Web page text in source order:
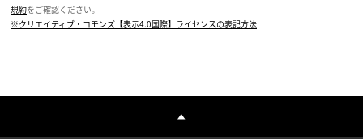
規約をご確認ください。
※クリエイティブ・コモンズ【表示4.0国際】ライセンスの表記方法